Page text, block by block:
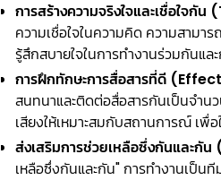
การสร้างความจริงใจและเชื่อใจ
ความเชื่อใจในความคิด ความสามา
รู้สึกสบายใจในการทำงานร่วมกันแล
การฝึกทักษะการสื่อสารที่ดี
สนทนาและติดต่อสื่อสารกันเป็นจำน
เสียงให้เหมาะสมกับสถานการณ์ เพื่
ส่งเสริมการช่วยเหลือซึ่งกันและ
เหลือซึ่งกันและกัน" การทํางานเป็นที